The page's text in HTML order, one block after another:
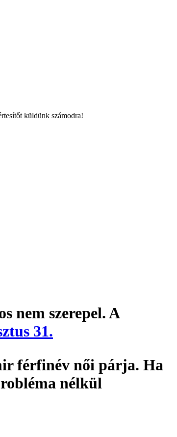
küldünk számodra!
nem szerepel. A
31.
férfinév női párja. Ha
nélkül